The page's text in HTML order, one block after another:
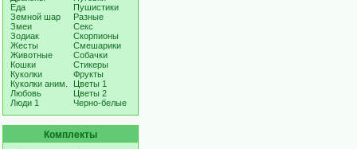
Еда
Земной шар
Змеи
Зодиак
Жесты
Животные
Кошки
Куколки
Куколки аним.
Любовь
Люди 1
Пушистики
Разные
Секс
Скорпионы
Смешарики
Собачки
Стикеры
Фрукты
Цветы 1
Цветы 2
Черно-белые
Комплекты